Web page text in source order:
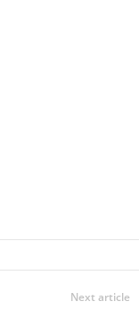
Next article